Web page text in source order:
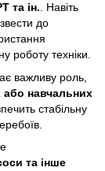
та ін.. Навіть
до
роботу техніки.
важливу роль,
або навчальних
стабільну
та інше